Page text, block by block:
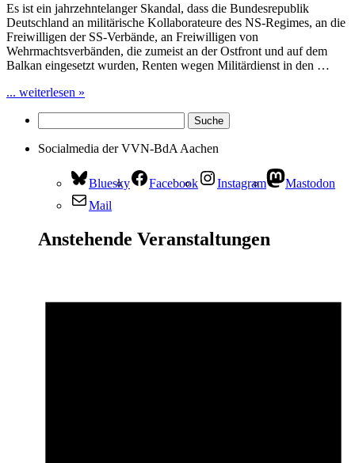
Es ist ein jahrzehntelanger Skandal, dass die Bundesrepublik
Deutschland an militärische Kollaborateure des NS-Regimes, an die
Freiwilligen der SS-Verbände, an Freiwilligen von
Wehrmachtsverbänden, die zumeist an der Ostfront und auf dem
Balkan eingesetzt wurden, Renten wegen Militärdienst in den …
... weiterlesen »
Socialmedia der VVN-BdA Aachen
Bluesky Facebook Instagram
Mastodon
Mail
Anstehende Veranstaltungen